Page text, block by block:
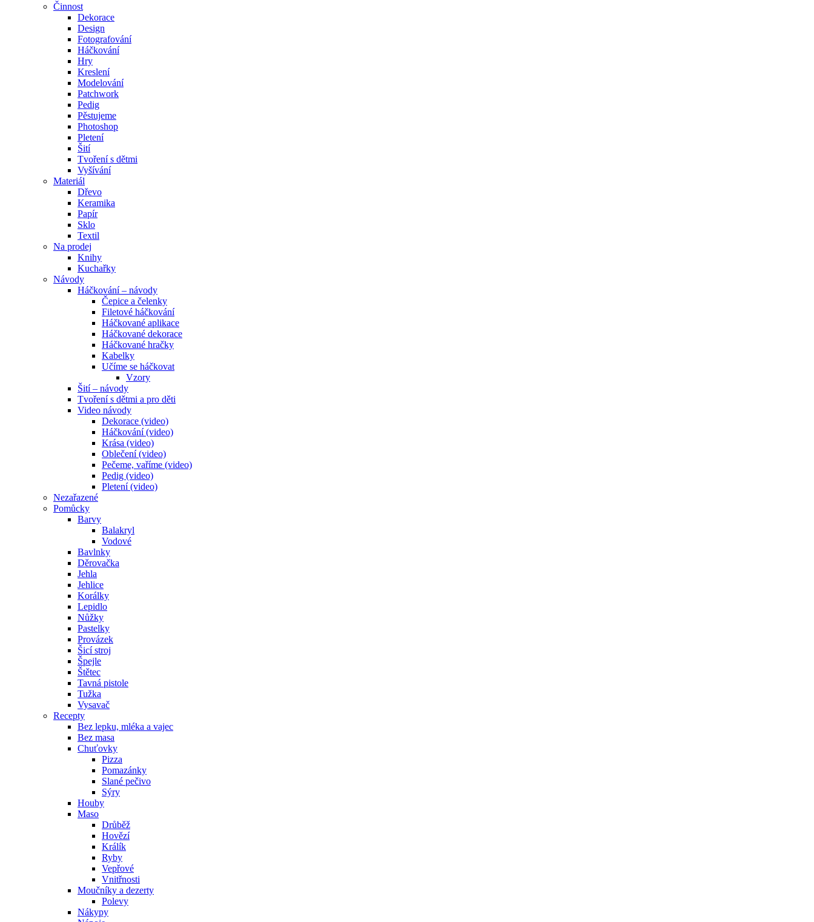
Činnost
Dekorace
Design
Fotografování
Háčkování
Hry
Kreslení
Modelování
Patchwork
Pedig
Pěstujeme
Photoshop
Pletení
Šití
Tvoření s dětmi
Vyšívání
Materiál
Dřevo
Keramika
Papír
Sklo
Textil
Na prodej
Knihy
Kuchařky
Návody
Háčkování – návody
Čepice a čelenky
Filetové háčkování
Háčkované aplikace
Háčkované dekorace
Háčkované hračky
Kabelky
Učíme se háčkovat
Vzory
Šití – návody
Tvoření s dětmi a pro děti
Video návody
Dekorace (video)
Háčkování (video)
Krása (video)
Oblečení (video)
Pečeme, vaříme (video)
Pedig (video)
Pletení (video)
Nezařazené
Pomůcky
Barvy
Balakryl
Vodové
Bavlnky
Děrovačka
Jehla
Jehlice
Korálky
Lepidlo
Nůžky
Pastelky
Provázek
Šicí stroj
Špejle
Štětec
Tavná pistole
Tužka
Vysavač
Recepty
Bez lepku, mléka a vajec
Bez masa
Chuťovky
Pizza
Pomazánky
Slané pečivo
Sýry
Houby
Maso
Drůběž
Hovězí
Králík
Ryby
Vepřové
Vnitřnosti
Moučníky a dezerty
Polevy
Nákypy